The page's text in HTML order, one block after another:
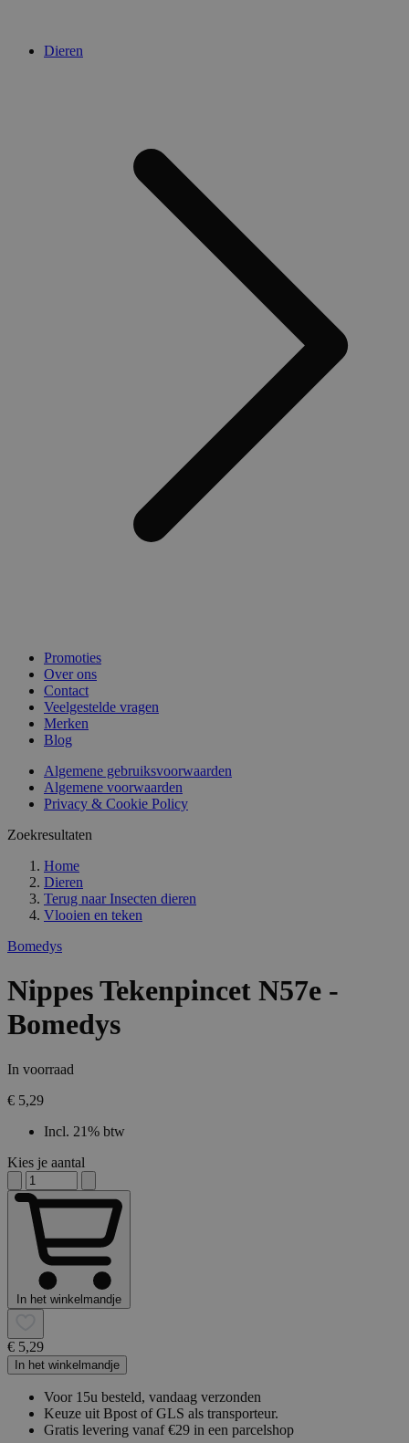
Dieren
Promoties
Over ons
Contact
Veelgestelde vragen
Merken
Blog
Algemene gebruiksvoorwaarden
Algemene voorwaarden
Privacy & Cookie Policy
Zoekresultaten
Home
Dieren
Terug naar Insecten dieren
Vlooien en teken
Bomedys
Nippes Tekenpincet N57e -
Bomedys
In voorraad
€ 5,29
Incl. 21% btw
Kies je aantal
In het winkelmandje
€ 5,29
In het winkelmandje
Voor 15u besteld, vandaag verzonden
Keuze uit Bpost of GLS als transporteur.
Gratis levering vanaf €29 in een parcelshop